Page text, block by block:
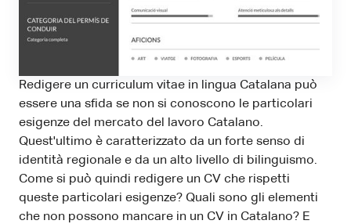
Redigere un curriculum vitae in lingua Catalana può
essere una sfida se non si conoscono le particolari
esigenze del mercato del lavoro Catalano.
Quest'ultimo è caratterizzato da un forte senso di
identità regionale e da un alto livello di bilinguismo.
Come si può quindi redigere un CV che rispetti
queste particolari esigenze? Quali sono gli elementi
che non possono mancare in un CV in Catalano? E